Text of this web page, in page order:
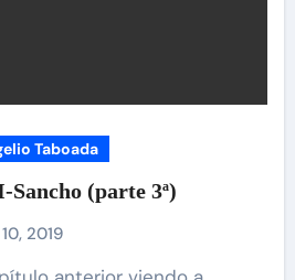
Taboada
(parte 3ª)
2019